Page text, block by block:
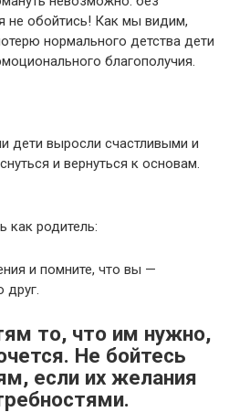
не обойтись! Как мы видим,
нормального детства дети
благополучия.
дети выросли счастливыми и
и вернуться к основам.
как родитель:
и помните, что вы —
друг.
то, что им нужно,
Не бойтесь
если их желания